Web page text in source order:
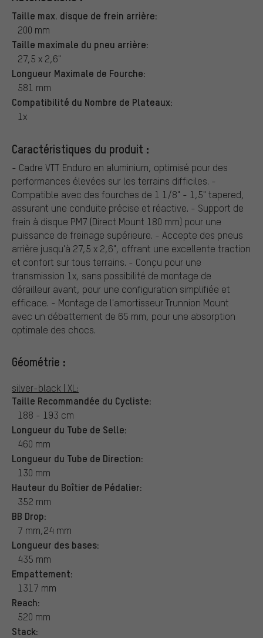
Taille max. disque de frein arrière:
200 mm
Taille maximale du pneu arrière:
27,5 x 2,6"
Longueur Maximale de Fourche:
581 mm
Compatibilité du Nombre de Plateaux:
1x
Caractéristiques du produit :
- Cadre VTT Enduro en aluminium, optimisé pour des
performances élevées sur les terrains difficiles. -
Compatible avec des fourches de 1 1/8" - 1,5" tapered,
assurant une conduite précise et réactive. - Support de
frein à disque PM7 (Direct Mount 180 mm) pour une
puissance de freinage supérieure. - Accepte des pneus
arrière jusqu'à 27,5 x 2,6", offrant une excellente traction
et confort sur tous terrains. - Conçu pour une
transmission 1x, sans possibilité de montage de
dérailleur avant, pour une configuration simplifiée et
efficace. - Montage de l'amortisseur Trunnion Mount
avec un débattement de 65 mm, pour une absorption
optimale des chocs.
Géométrie :
silver-black | XL:
Taille Recommandée du Cycliste:
188 - 193 cm
Longueur du Tube de Selle:
460 mm
Longueur du Tube de Direction:
130 mm
Hauteur du Boîtier de Pédalier:
352 mm
BB Drop:
7 mm,24 mm
Longueur des bases:
435 mm
Empattement:
1317 mm
Reach:
520 mm
Stack: